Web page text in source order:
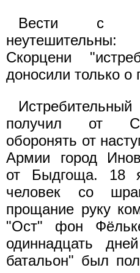
Вести с
Скорцени
доносили только о
получил от
оборонять от
Армии город
от Быдгоща. 18
человек со
прощание руку
"Ост" фон
одиннадцать
батальон" был